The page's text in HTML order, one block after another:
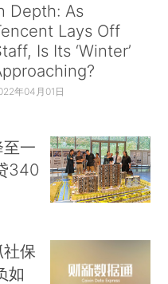
Depth: As
Lays Off
Is Its ‘Winter’
年04月01日
一
340
社保
如